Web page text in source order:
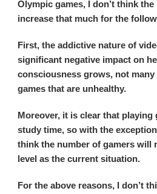
Olympic games, I don’t think
increase that much for the
First, the addictive nature of
significant negative impact on
consciousness grows, not
games that are unhealthy.
Moreover, it is clear that playing
study time, so with the
think the number of gamers will
level as the current situation.
For the above reasons, I don’t